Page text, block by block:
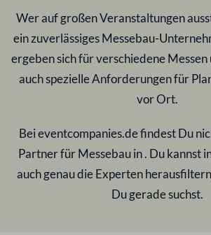
Wer auf großen Veranstaltungen
ein zuverlässiges Messebau-
ergeben sich für verschiedene
auch spezielle Anforderungen für
vor Ort.
Bei eventcompanies.de findest Du
Partner für Messebau in. Du kannst
auch genau die Experten
Du gerade suchst.